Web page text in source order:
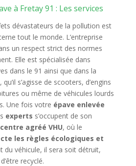
à Fretay 91 : Les services
dévastateurs de la pollution est
tout le monde. L’entreprise
un respect strict des normes
Elle est spécialisée dans
dans le 91 ainsi que dans la
s’agisse de scooters, d’engins
ou même de véhicules lourds
Une fois votre épave enlevée
experts s’occupent de son
centre agréé VHU, où le
les règles écologiques et
du véhicule, il sera soit détruit,
recyclé.